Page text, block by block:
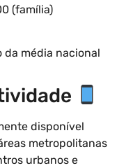
(família)
da média nacional
disponível
metropolitanas
urbanos e